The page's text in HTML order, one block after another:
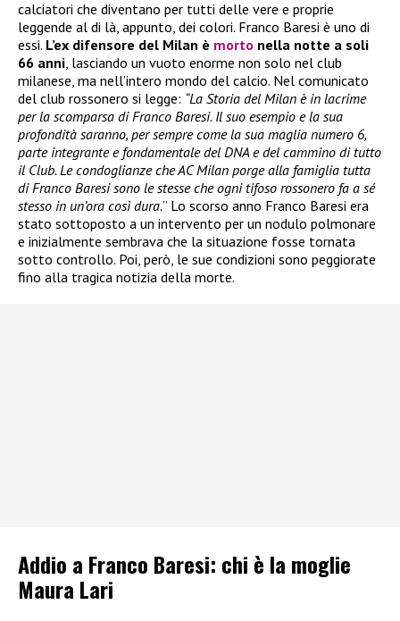
calciatori che diventano per tutti delle vere e proprie
leggende al di là, appunto, dei colori. Franco Baresi è uno di
essi. L’ex difensore del Milan è morto nella notte a soli
66 anni, lasciando un vuoto enorme non solo nel club
milanese, ma nell’intero mondo del calcio. Nel comunicato
del club rossonero si legge: “La Storia del Milan è in lacrime
per la scomparsa di Franco Baresi. Il suo esempio e la sua
profondità saranno, per sempre come la sua maglia numero 6,
parte integrante e fondamentale del DNA e del cammino di tutto
il Club. Le condoglianze che AC Milan porge alla famiglia tutta
di Franco Baresi sono le stesse che ogni tifoso rossonero fa a sé
stesso in un’ora così dura.” Lo scorso anno Franco Baresi era
stato sottoposto a un intervento per un nodulo polmonare
e inizialmente sembrava che la situazione fosse tornata
sotto controllo. Poi, però, le sue condizioni sono peggiorate
fino alla tragica notizia della morte.
Addio a Franco Baresi: chi è la moglie
Maura Lari